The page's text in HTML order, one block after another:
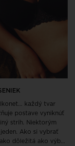
každý tvar
postave vyniknúť
strih. Niektorým
Ako si vybrať
dôležitá ako výber